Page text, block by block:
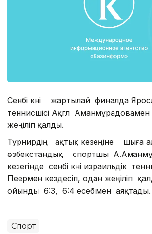
Сенбі күні жартылай финалда
теннисшісі Ақгүл
жеңіліп қалды.
Турнирдің ақтық кезеңіне шыға
өзбекстандық спортшы
кезегінде сенбі күні израильдік
Пеермен кездесіп, одан жеңіліп
ойынды 6:3, 6:4 есебімен аяқтады.
Спорт